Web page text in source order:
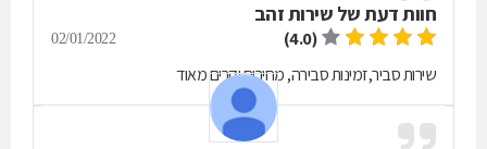
חוות דעת של שירות זהב
(4.0)
02/01/2022
שירות סביר,זמינות סבירה, מחירים יקרים מאוד